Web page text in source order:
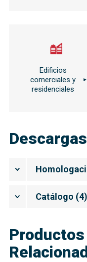
Edificios
comerciales y
residenciales
Descargas
Catálogo (4)